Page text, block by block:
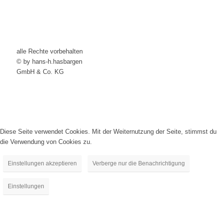
alle Rechte vorbehalten
© by hans-h.hasbargen
GmbH & Co. KG
Diese Seite verwendet Cookies. Mit der Weiternutzung der Seite, stimmst du
die Verwendung von Cookies zu.
Einstellungen akzeptieren Verberge nur die Benachrichtigung
Einstellungen